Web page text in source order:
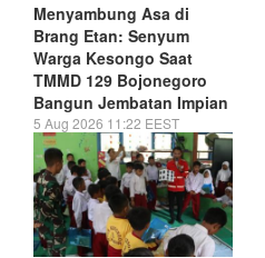
Menyambung Asa di
Brang Etan: Senyum
Warga Kesongo Saat
TMMD 129 Bojonegoro
Bangun Jembatan Impian
5 Aug 2026 11:22 EEST